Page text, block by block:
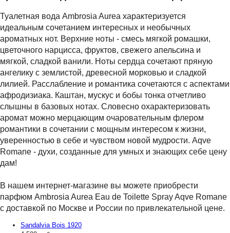
Туалетная вода Ambrosia Aurea характеризуется
идеальным сочетанием интересных и необычных
ароматных нот. Верхние ноты - смесь мягкой ромашки,
цветочного нарцисса, фруктов, свежего апельсина и
мягкой, сладкой ванили. Ноты сердца сочетают пряную
ангелику с землистой, древесной морковью и сладкой
лилией. Расслабление и романтика сочетаются с аспектами
афродизиака. Каштан, мускус и бобы тонка отчетливо
слышны в базовых нотах. Словесно охарактеризовать
аромат можно мерцающим очаровательным флером
романтики в сочетании с мощным интересом к жизни,
уверенностью в себе и чувством новой мудрости. Aqve
Romane - духи, созданные для умных и знающих себе цену
дам!
В нашем интернет-магазине вы можете приобрести
парфюм Ambrosia Aurea Eau de Toilette Spray Aqve Romane
с доставкой по Москве и России по привлекательной цене.
Sandalvia Bois 1920